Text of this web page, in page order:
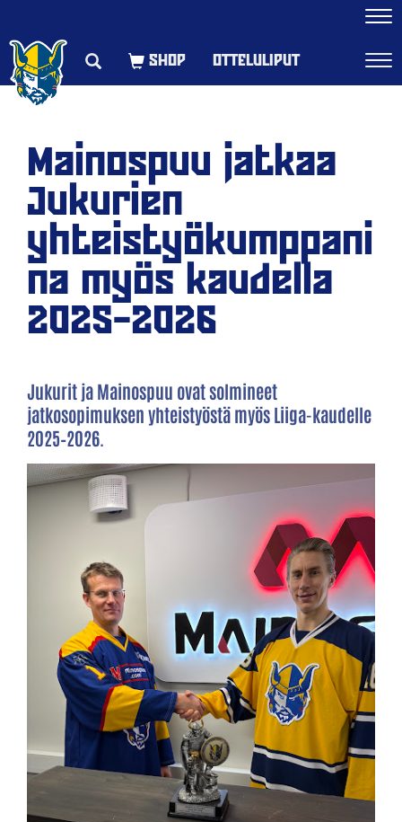
OTTELULIPUT
Mainospuu jatkaa
Jukurien
yhteistyökumppani
na myös kaudella
2025–2026
Jukurit ja Mainospuu ovat solmineet
jatkosopimuksen yhteistyöstä myös Liiga-kaudelle
2025–2026.